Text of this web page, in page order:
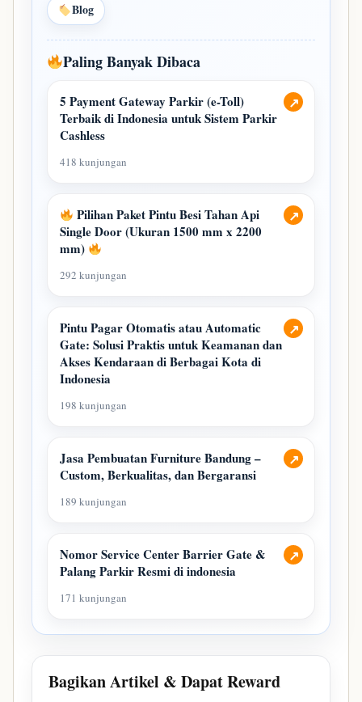
Blog
Paling Banyak Dibaca
↗
5 Payment Gateway Parkir (e-Toll)
Terbaik di Indonesia untuk Sistem Parkir
Cashless
418 kunjungan
↗
Pilihan Paket Pintu Besi Tahan Api
Single Door (Ukuran 1500 mm x 2200
mm)
292 kunjungan
↗
Pintu Pagar Otomatis atau Automatic
Gate: Solusi Praktis untuk Keamanan dan
Akses Kendaraan di Berbagai Kota di
Indonesia
198 kunjungan
↗
Jasa Pembuatan Furniture Bandung –
Custom, Berkualitas, dan Bergaransi
189 kunjungan
↗
Nomor Service Center Barrier Gate &
Palang Parkir Resmi di indonesia
171 kunjungan
Bagikan Artikel & Dapat Reward